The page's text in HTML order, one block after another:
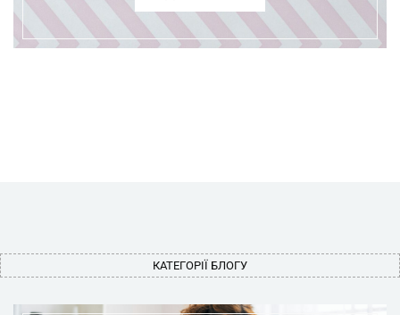
КАТЕГОРІЇ БЛОГУ